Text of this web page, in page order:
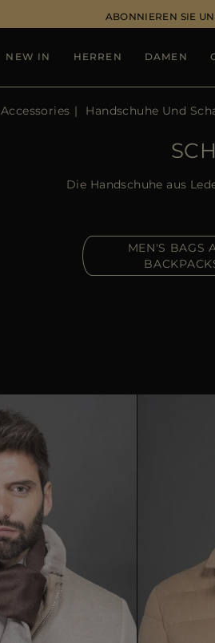
ABONNIEREN SIE
NEW IN HERREN DAMEN
Accessories Handschuhe Und
Die Handschuhe aus
MEN'S BAGS